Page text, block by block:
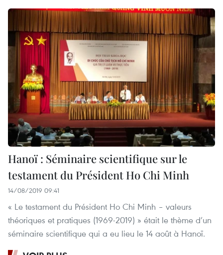
Hanoï : Séminaire scientifique sur le
testament du Président Ho Chi Minh
14/08/2019 09:41
« Le testament du Président Ho Chi Minh – valeurs
théoriques et pratiques (1969-2019) » était le thème d’un
séminaire scientifique qui a eu lieu le 14 août à Hanoï.